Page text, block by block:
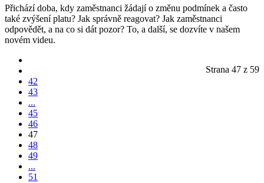
Přichází doba, kdy zaměstnanci žádají o změnu podmínek a často
také zvýšení platu? Jak správně reagovat? Jak zaměstnanci
odpovědět, a na co si dát pozor? To, a další, se dozvíte v našem
novém videu.
Strana 47 z 59
42
43
...
45
46
47
48
49
...
51